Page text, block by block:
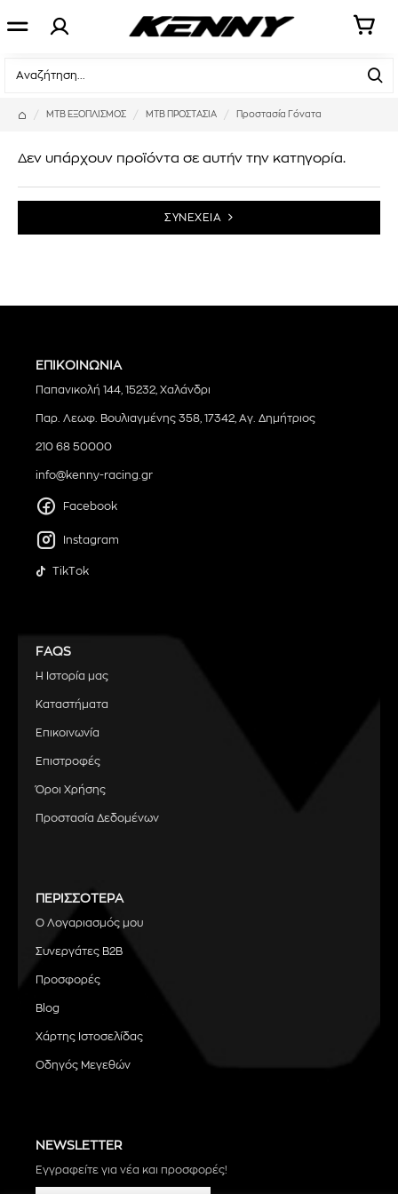
MTB ΕΞΟΠΛΙΣΜΟΣ MTB ΠΡΟΣΤΑΣΙΑ Προστασία Γόνατα
Δεν υπάρχουν προϊόντα σε αυτήν την κατηγορία.
ΣΥΝΕΧΕΙΑ
ΕΠΙΚΟΙΝΩΝΙΑ
Παπανικολή 144, 15232, Χαλάνδρι
Παρ. Λεωφ. Βουλιαγμένης 358, 17342, Αγ. Δημήτριος
210 68 50000
info@kenny-racing.gr
Facebook
Instagram
TikTok
FAQS
Η Ιστορία μας
Καταστήματα
Επικοινωνία
Επιστροφές
Όροι Χρήσης
Προστασία Δεδομένων
ΠΕΡΙΣΣΟΤΕΡΑ
Ο Λογαριασμός μου
Συνεργάτες B2B
Προσφορές
Blog
Χάρτης Ιστοσελίδας
Οδηγός Μεγεθών
NEWSLETTER
Εγγραφείτε για νέα και προσφορές!